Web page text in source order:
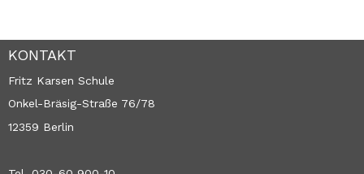
KONTAKT
Fritz Karsen Schule
Onkel-Bräsig-Straße 76/78
12359 Berlin